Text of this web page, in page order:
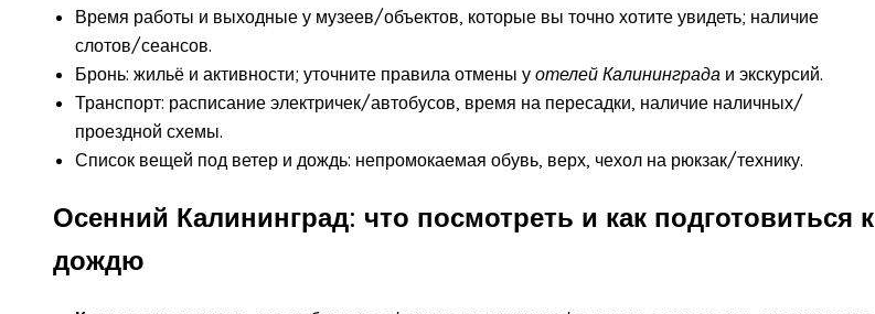
Время работы и выходные у музеев/объектов, которые вы точно хотите увидеть; наличие
слотов/сеансов.
Бронь: жильё и активности; уточните правила отмены у отелей Калининграда и экскурсий.
Транспорт: расписание электричек/автобусов, время на пересадки, наличие наличных/
проездной схемы.
Список вещей под ветер и дождь: непромокаемая обувь, верх, чехол на рюкзак/технику.
Осенний Калининград: что посмотреть и как подготовиться к
дождю